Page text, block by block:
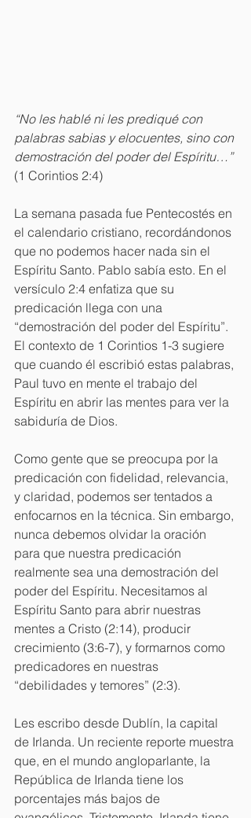
“No les hablé ni les prediqué con
palabras sabias y elocuentes, sino con
demostración del poder del Espíritu…”
(1 Corintios 2:4)
La semana pasada fue Pentecostés en
el calendario cristiano, recordándonos
que no podemos hacer nada sin el
Espíritu Santo. Pablo sabía esto. En el
versículo 2:4 enfatiza que su
predicación llega con una
“demostración del poder del Espíritu”.
El contexto de 1 Corintios 1-3 sugiere
que cuando él escribió estas palabras,
Paul tuvo en mente el trabajo del
Espíritu en abrir las mentes para ver la
sabiduría de Dios.
Como gente que se preocupa por la
predicación con fidelidad, relevancia,
y claridad, podemos ser tentados a
enfocarnos en la técnica. Sin embargo,
nunca debemos olvidar la oración
para que nuestra predicación
realmente sea una demostración del
poder del Espíritu. Necesitamos al
Espíritu Santo para abrir nuestras
mentes a Cristo (2:14), producir
crecimiento (3:6-7), y formarnos como
predicadores en nuestras
“debilidades y temores” (2:3).
Les escribo desde Dublín, la capital
de Irlanda. Un reciente reporte muestra
que, en el mundo angloparlante, la
República de Irlanda tiene los
porcentajes más bajos de